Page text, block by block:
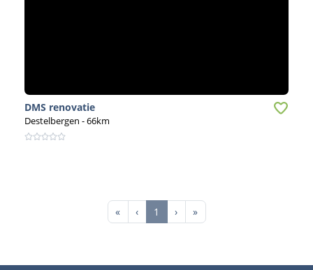
DMS renovatie
Destelbergen - 66km
«First‹Previous
1 ›Next
»Last